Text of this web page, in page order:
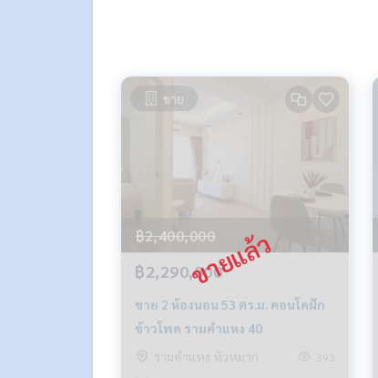
สนใจฝากทรัพย์เช่า – ขาย ติดต่อ Line ID:
https://lin.ee/K5iYwEr
ขาย
฿2,400,000
฿2,290,000
ขาย 2 ห้องนอน 53 ตร.ม. คอนโดฝัก
ข้าวโพด รามคำแหง 40
รามคำแหง หัวหมาก
393